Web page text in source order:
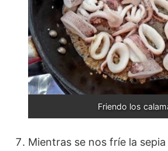
Friendo los
Mientras se nos fríe la